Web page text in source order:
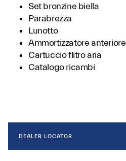
Set bronzine biella
Parabrezza
Lunotto
Ammortizzatore anteriore
Cartuccio flitro aria
Catalogo ricambi
DEALER LOCATOR